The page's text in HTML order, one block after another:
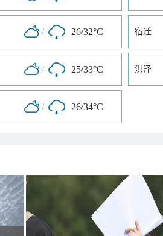
/ 26/32°C 宿迁
/ 25/33°C 洪泽
/ 26/34°C